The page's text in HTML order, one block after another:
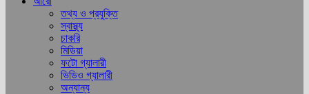
তথ্য ও প্রযুক্তি
স্বাস্থ্য
চাকরি
মিডিয়া
ফটো গ্যালারী
ভিডিও গ্যালারী
অন্যান্য